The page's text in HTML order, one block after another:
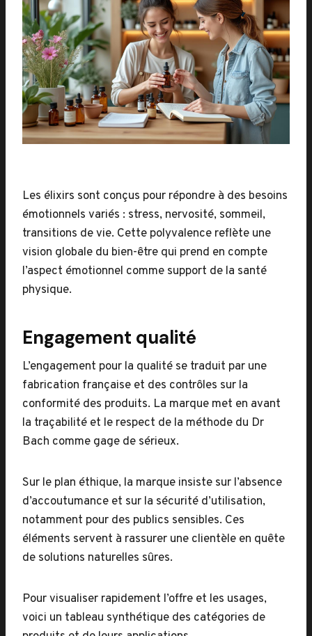
Les élixirs sont conçus pour répondre à des besoins
émotionnels variés : stress, nervosité, sommeil,
transitions de vie. Cette polyvalence reflète une
vision globale du bien-être qui prend en compte
l’aspect émotionnel comme support de la santé
physique.
Engagement qualité
L’engagement pour la qualité se traduit par une
fabrication française et des contrôles sur la
conformité des produits. La marque met en avant
la traçabilité et le respect de la méthode du Dr
Bach comme gage de sérieux.
Sur le plan éthique, la marque insiste sur l’absence
d’accoutumance et sur la sécurité d’utilisation,
notamment pour des publics sensibles. Ces
éléments servent à rassurer une clientèle en quête
de solutions naturelles sûres.
Pour visualiser rapidement l’offre et les usages,
voici un tableau synthétique des catégories de